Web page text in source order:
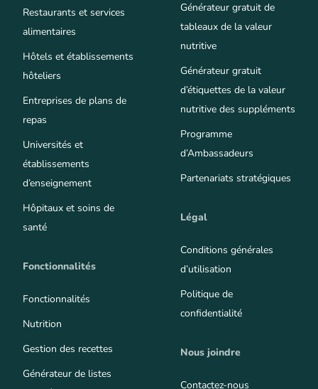
Restaurants et services
alimentaires
Hôtels et établissements
hôteliers
Entreprises de plans de
repas
Universités et
établissements
d’enseignement
Hôpitaux et soins de
santé
Fonctionnalités
Fonctionnalités
Nutrition
Gestion des recettes
Générateur de listes
Générateur gratuit de
tableaux de la valeur
nutritive
Générateur gratuit
d’étiquettes de la valeur
nutritive des suppléments
Programme
d’Ambassadeurs
Partenariats stratégiques
Légal
Conditions générales
d’utilisation
Politique de
confidentialité
Nous joindre
Contactez-nous